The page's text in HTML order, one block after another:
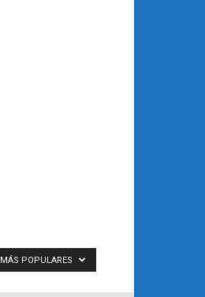
MÁS POPULARES